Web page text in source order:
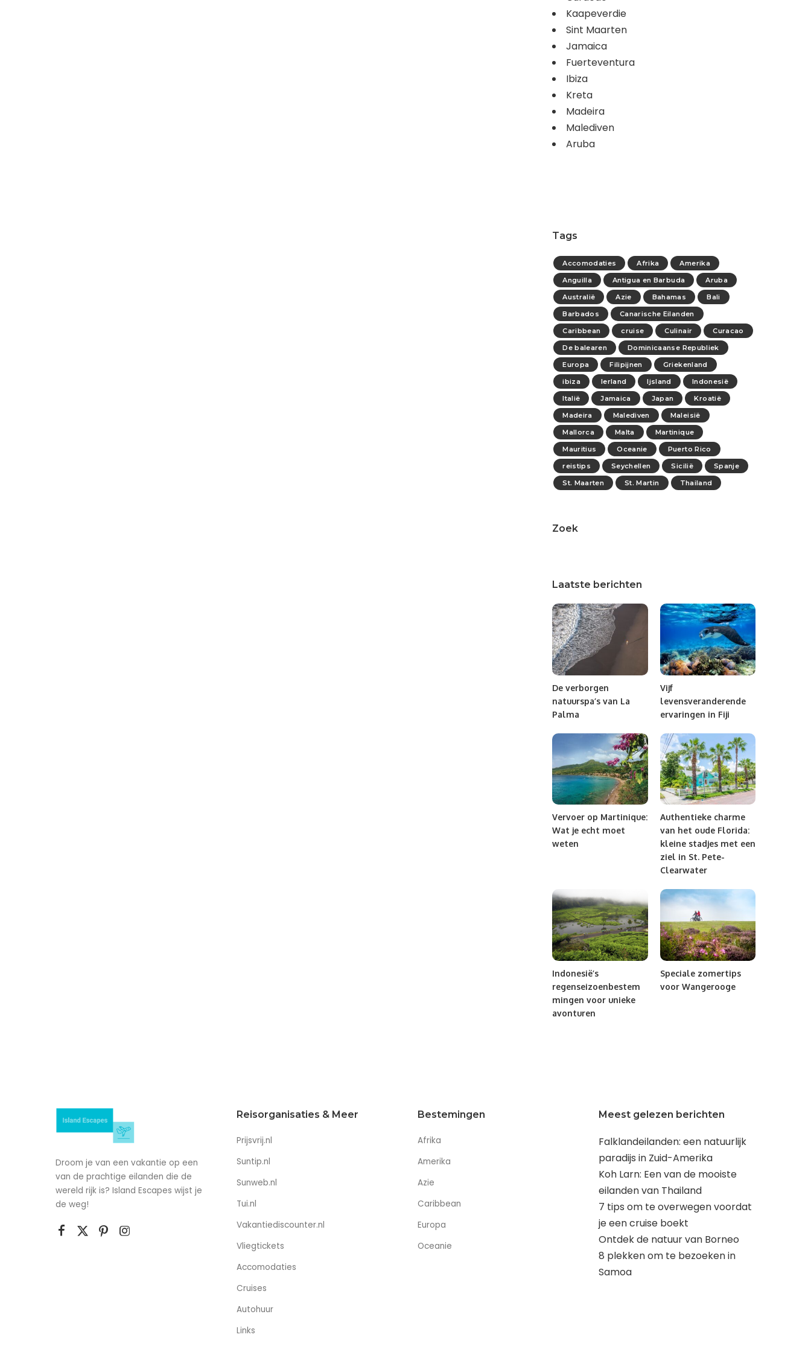
Kaapeverdie
Sint Maarten
Jamaica
Fuerteventura
Ibiza
Kreta
Madeira
Malediven
Aruba
Tags
Accomodaties Afrika
Amerika
Anguilla
Antigua en Barbuda
Aruba
Australië
Azie Bahamas
Bali
Barbados
Canarische Eilanden
Caribbean
cruise Culinair
Curacao
De balearen
Dominicaanse Republiek
Europa
Filipijnen
Griekenland
ibiza
Ierland Ijsland
Indonesië
Italië
Jamaica Japan
Kroatië
Madeira
Malediven
Maleisië
Mallorca
Malta
Martinique
Mauritius
Oceanie
Puerto Rico
reistips
Seychellen Sicilië
Spanje
St. Maarten
St. Martin Thailand
Zoek
Laatste berichten
De verborgen
natuurspa’s van La
Palma
Vijf
levensveranderende
ervaringen in Fiji
Vervoer op Martinique:
Wat je echt moet
weten
Authentieke charme
van het oude Florida:
kleine stadjes met een
ziel in St. Pete-
Clearwater
Indonesië’s
regenseizoenbestem
mingen voor unieke
avonturen
Speciale zomertips
voor Wangerooge
Droom je van een vakantie op een
van de prachtige eilanden die de
wereld rijk is? Island Escapes wijst je
de weg!
Reisorganisaties & Meer
Prijsvrij.nl
Suntip.nl
Sunweb.nl
Tui.nl
Vakantiediscounter.nl
Vliegtickets
Accomodaties
Cruises
Autohuur
Links
Bestemingen
Afrika
Amerika
Azie
Caribbean
Europa
Oceanie
Meest gelezen berichten
Falklandeilanden: een natuurlijk
paradijs in Zuid-Amerika
Koh Larn: Een van de mooiste
eilanden van Thailand
7 tips om te overwegen voordat
je een cruise boekt
Ontdek de natuur van Borneo
8 plekken om te bezoeken in
Samoa